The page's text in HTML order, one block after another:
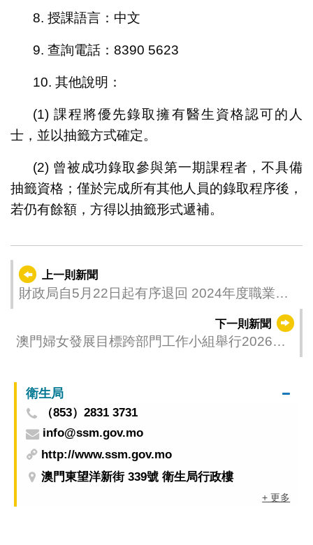
8. 授課語言：中文
9. 查詢電話：8390 5623
10. 其他說明：
(1) 課程將優先錄取擁有醫生資格認可的人
士，並以抽籤方式確定。
(2) 曾被成功錄取參與第一期課程者，不具備
抽籤資格；僅於完成所有其他人員的錄取程序後，
若仍有餘額，方得以抽籤形式遞補。
上一則新聞
財政局自5月22日起有序退回 2024年度職業稅
下一則新聞
澳門婦女發展目標跨部門工作小組舉行2026年
衛生局
（853）2831 3731
info@ssm.gov.mo
http://www.ssm.gov.mo
澳門東望洋新街 339號 衛生局行政樓
+ 更多